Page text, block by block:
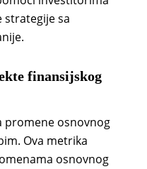
strategije sa
finansijskog
promene osnovnog
Ova metrika
osnovnog